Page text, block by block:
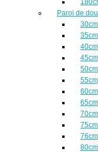
Paroi de
30cm
35cm
40cm
45cm
50cm
55cm
60cm
65cm
70cm
75cm
76cm
80cm